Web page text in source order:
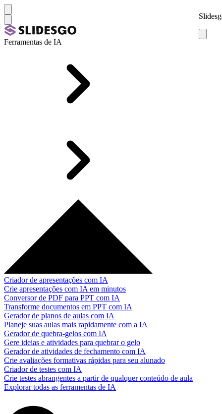
Ferramentas de IA
Criador de apresentações com IA
Crie apresentações com IA em minutos
Conversor de PDF para PPT com IA
Transforme documentos em PPT com IA
Gerador de planos de aulas com IA
Planeje suas aulas mais rapidamente com a IA
Gerador de quebra-gelos com IA
Gere ideias e atividades para quebrar o gelo
Gerador de atividades de fechamento com IA
Crie avaliações formativas rápidas para seu alunado
Criador de testes com IA
Crie testes abrangentes a partir de qualquer conteúdo de aula
Explorar todas as ferramentas de IA